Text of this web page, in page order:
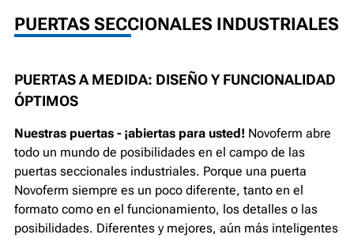
PUERTAS SECCIONALES INDUSTRIALES
PUERTAS A MEDIDA: DISEÑO Y FUNCIONALIDAD
ÓPTIMOS
Nuestras puertas - ¡abiertas para usted! Novoferm abre
todo un mundo de posibilidades en el campo de las
puertas seccionales industriales. Porque una puerta
Novoferm siempre es un poco diferente, tanto en el
formato como en el funcionamiento, los detalles o las
posibilidades. Diferentes y mejores, aún más inteligentes